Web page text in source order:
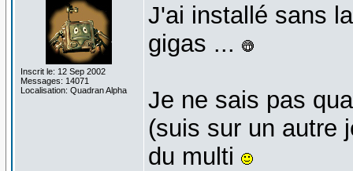
Inscrit le: 12 Sep 2002
Messages: 14071
Localisation: Quadran Alpha
J'ai installé sans
gigas ...
Je ne sais pas
(suis sur un autre
du multi